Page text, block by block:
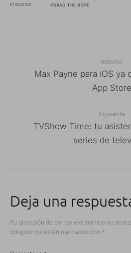
ETIQUETAS DRAG THE ROPE
Anterior
Max Payne para iOS ya
App Store
Siguiente
TVShow Time: tu
series de
Deja una
Tu dirección de correo electrónico no será
obligatorios están marcados con *